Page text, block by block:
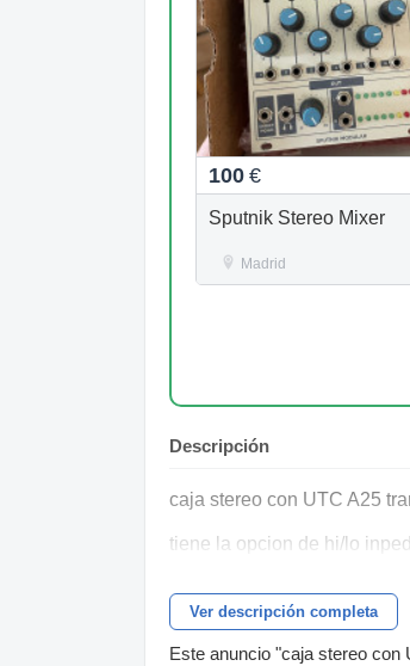
100 €
Sputnik Stereo Mixer
Madrid
Descripción
caja stereo con UTC A25
tiene la opcion de hi/lo
Ver descripción completa
Este anuncio "caja stereo